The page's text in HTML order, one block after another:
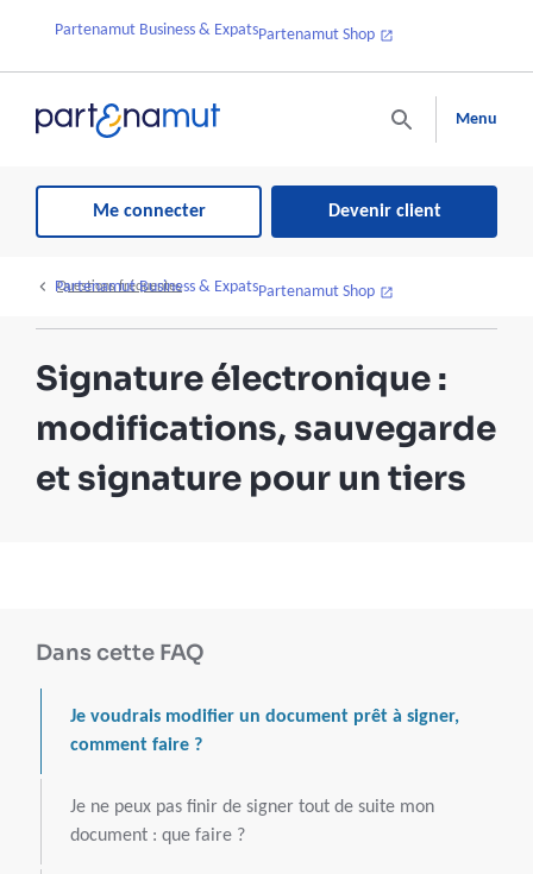
Partenamut Business & ExpatsPartenamut Shop
Menu
Me connecter Devenir client
Partenamut Business & ExpatsPartenamut Shop
Questions fréquentes
Signature électronique :
modifications, sauvegarde
et signature pour un tiers
Dans cette FAQ
Je voudrais modifier un document prêt à signer,
comment faire ?
Je ne peux pas finir de signer tout de suite mon
document : que faire ?